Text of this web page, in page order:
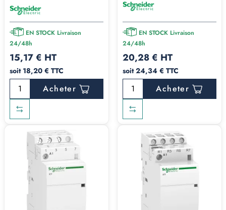
EN STOCK Livraison
24/48h
15,17 € HT
soit 18,20 € TTC
Acheter
EN STOCK Livraison
24/48h
20,28 € HT
soit 24,34 € TTC
Acheter